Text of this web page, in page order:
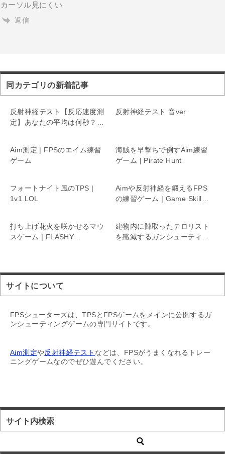
カーソル見にくい
返信
同カテゴリの新着記事
反射神経テスト【反応速度測
定】あなたの平均は何秒？
反射神経テスト 音ver
Aim測定 | FPSのエイム練習
ゲーム
海賊を早撃ちで倒すAim練習
ゲーム | Pirate Hunt
フォートナイト風のTPS |
1v1.LOL
Aimや反射神経を鍛えるFPS
の練習ゲーム | Game Skills
打ち上げ花火を咲かせるマウ
スゲーム | FLASHY
建物内に陣取ったテロリスト
を殲滅するガンシューティン
サイトについて
FPSシューターズは、TPSとFPSゲームをメインに公開するガ
ンシューティングゲームの専門サイトです。
Aim測定や反射神経テスト などは、FPSがうまくなれるトレー
ニングゲームなのでぜひ遊んでください。
サイト内検索